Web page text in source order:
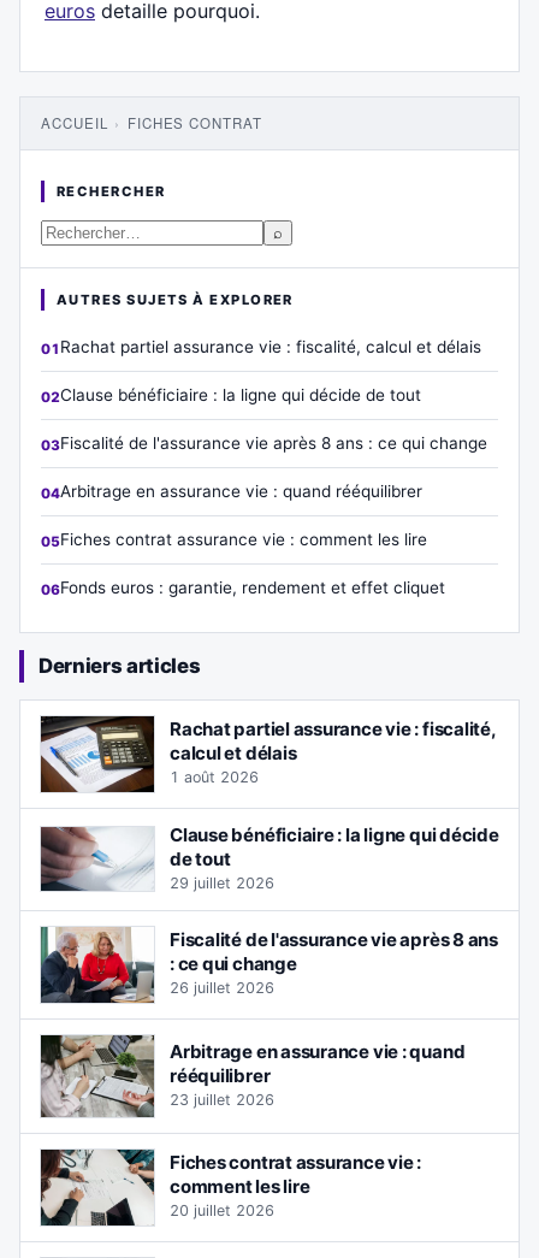
euros detaille pourquoi.
ACCUEIL › FICHES CONTRAT
RECHERCHER
⌕
AUTRES SUJETS À EXPLORER
Rachat partiel assurance vie : fiscalité, calcul et délais
Clause bénéficiaire : la ligne qui décide de tout
Fiscalité de l'assurance vie après 8 ans : ce qui change
Arbitrage en assurance vie : quand rééquilibrer
Fiches contrat assurance vie : comment les lire
Fonds euros : garantie, rendement et effet cliquet
Derniers articles
Rachat partiel assurance vie : fiscalité,
calcul et délais
1 août 2026
Clause bénéficiaire : la ligne qui décide
de tout
29 juillet 2026
Fiscalité de l'assurance vie après 8 ans
: ce qui change
26 juillet 2026
Arbitrage en assurance vie : quand
rééquilibrer
23 juillet 2026
Fiches contrat assurance vie :
comment les lire
20 juillet 2026